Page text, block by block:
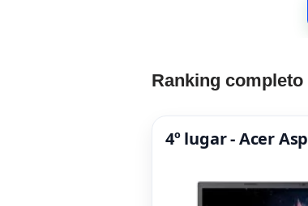
Ranking completo
4º lugar - Acer